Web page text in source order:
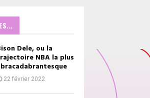
Dele, ou la
NBA la plus
22 février 2022